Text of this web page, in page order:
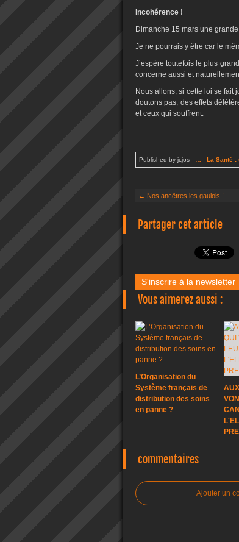
Incohérence !
Dimanche 15 mars une
Je ne pourrais y être car le
J’espère toutefois le plus
concerne aussi et
Nous allons, si cette loi se fait
doutons pas, des effets
et ceux qui souffrent.
Published by jcjos - - La Santé :
← Nos ancêtres les gaulois !
Partager cet article
S'inscrire à la newsletter
Vous aimerez aussi :
L’Organisation du
Système français de
distribution des soins
en panne ?
commentaires
Ajouter un